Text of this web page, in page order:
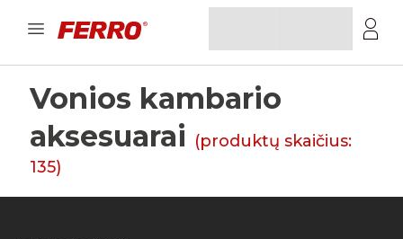
Vonios kambario
aksesuarai (produktų skaičius:
135)